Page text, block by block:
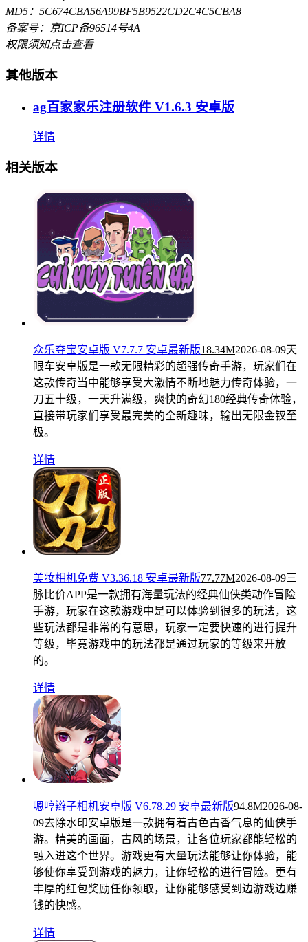
MD5：5C674CBA56A99BF5B9522CD2C4C5CBA8
备案号：京ICP备96514号4A
权限须知点击查看
其他版本
ag百家家乐注册软件 V1.6.3 安卓版
详情
相关版本
众乐夺宝安卓版 V7.7.7 安卓最新版18.34M2026-08-09天
眼车安卓版是一款无限精彩的超强传奇手游，玩家们在
这款传奇当中能够享受大激情不断地魅力传奇体验，一
刀五十级，一天升满级，爽快的奇幻180经典传奇体验，
直接带玩家们享受最完美的全新趣味，输出无限金钗至
极。
详情
美妆相机免费 V3.36.18 安卓最新版77.77M2026-08-09三
脉比价APP是一款拥有海量玩法的经典仙侠类动作冒险
手游，玩家在这款游戏中是可以体验到很多的玩法，这
些玩法都是非常的有意思，玩家一定要快速的进行提升
等级，毕竟游戏中的玩法都是通过玩家的等级来开放
的。
详情
嗯哼辫子相机安卓版 V6.78.29 安卓最新版94.8M2026-08-
09去除水印安卓版是一款拥有着古色古香气息的仙侠手
游。精美的画面，古风的场景，让各位玩家都能轻松的
融入进这个世界。游戏更有大量玩法能够让你体验，能
够使你享受到游戏的魅力，让你轻松的进行冒险。更有
丰厚的红包奖励任你领取，让你能够感受到边游戏边赚
钱的快感。
详情